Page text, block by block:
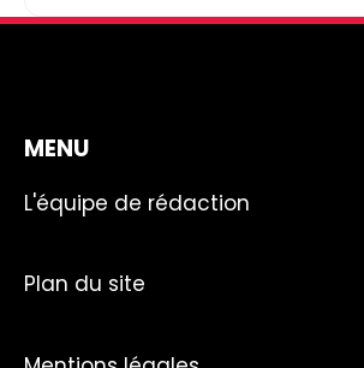
MENU
L'équipe de rédaction
Plan du site